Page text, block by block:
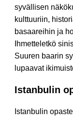
syvällisen
kulttuuriin,
basaareihin ja
Ihmetteletkö
Suuren baarin
lupaavat
Istanbulin
Istanbulin